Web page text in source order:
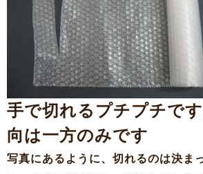
手で切れるプチプチで
向は一方のみです
写真にあるように、切れるのは決ま